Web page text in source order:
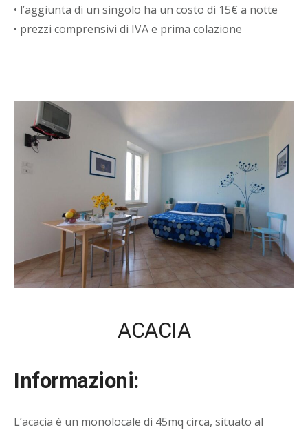
• l’aggiunta di un singolo ha un costo di 15€ a notte
• prezzi comprensivi di IVA e prima colazione
ACACIA
Informazioni:
L’acacia è un monolocale di 45mq circa, situato al